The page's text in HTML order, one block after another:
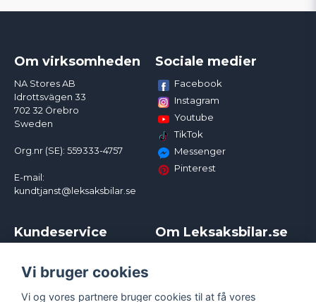
Om virksomheden
NA Stores AB
Idrottsvägen 33
702 32 Örebro
Sweden
Org.nr (SE): 559333-4757
E-mail:
kundtjanst@leksaksbilar.se
Sociale medier
Facebook
Instagram
Youtube
TikTok
Messenger
Pinterest
Kundeservice
Kampagner og rabatter
Reklamation
Policy chase cars
Om Leksaksbilar.se
Handelsbetingelser
Vi bruger cookies
Vi og vores partnere bruger cookies til at få vores